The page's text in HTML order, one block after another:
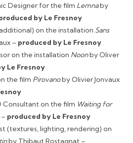
Designer for the film Lemnaby
by Le Fresnoy
on the installation Sans
– produced by Le Fresnoy
on the installation Noonby Oliver
Le Fresnoy
the film Pirovanoby Olivier Jonvaux
Consultant on the film Waiting for
produced by Le Fresnoy
(textures, lighting, rendering) on
by Thibaut Rostagnat –